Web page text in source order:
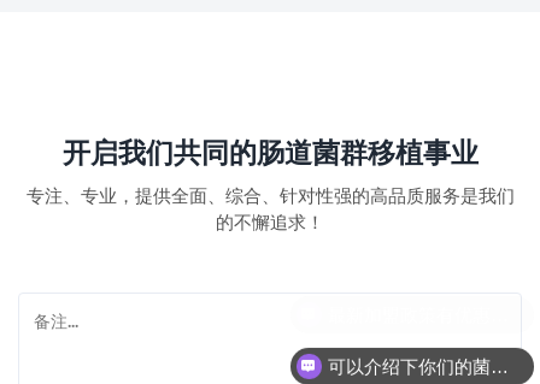
开启我们共同的肠道菌群移植事业
专注、专业，提供全面、综合、针对性强的高品质服务是我们
的不懈追求！
可以介绍下你们的菌群移植项目吗？